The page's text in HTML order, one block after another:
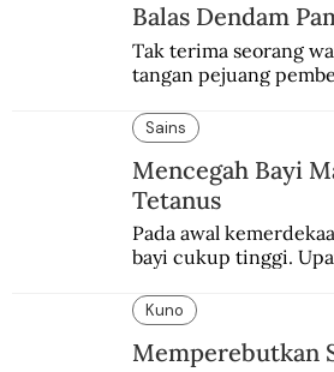
Balas Dendam
Tak terima seorang
tangan pejuang
pembalasan.
Sains
Mencegah Bayi
Tetanus
Pada awal
bayi cukup tinggi.
Kuno
Memperebutkan